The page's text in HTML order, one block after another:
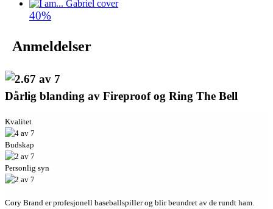
40%
Anmeldelser
Dårlig blanding av Fireproof og Ring The Bell
Kvalitet
Budskap
Personlig syn
Cory Brand er profesjonell baseballspiller og blir beundret av de rundt ham.